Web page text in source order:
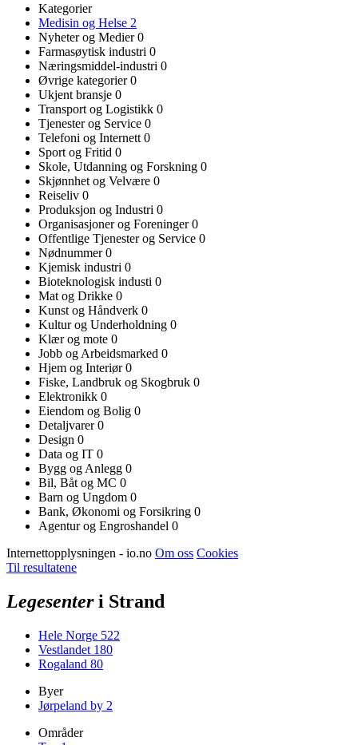
Kategorier
Medisin og Helse 2
Nyheter og Medier0
Farmasøytisk industri 0
Næringsmiddel-industri 0
Øvrige kategorier0
Ukjent bransje 0
Transport og Logistikk 0
Tjenester og Service 0
Telefoni og Internett 0
Sport og Fritid 0
Skole, Utdanning og Forskning 0
Skjønnhet og Velvære 0
Reiseliv 0
Produksjon og Industri 0
Organisasjoner og Foreninger0
Offentlige Tjenester og Service 0
Nødnummer0
Kjemisk industri 0
Bioteknologisk industi 0
Mat og Drikke 0
Kunst og Håndverk 0
Kultur og Underholdning 0
Klær og mote 0
Jobb og Arbeidsmarked 0
Hjem og Interiør0
Fiske, Landbruk og Skogbruk 0
Elektronikk 0
Eiendom og Bolig 0
Detaljvarer0
Design 0
Data og IT 0
Bygg og Anlegg 0
Bil, Båt og MC 0
Barn og Ungdom 0
Bank, Økonomi og Forsikring 0
Agentur og Engroshandel 0
Internettopplysningen - io.no Om oss Cookies
Til resultatene
Legesenteri Strand
Hele Norge 522
Vestlandet 180
Rogaland 80
Byer
Jørpeland by 2
Områder